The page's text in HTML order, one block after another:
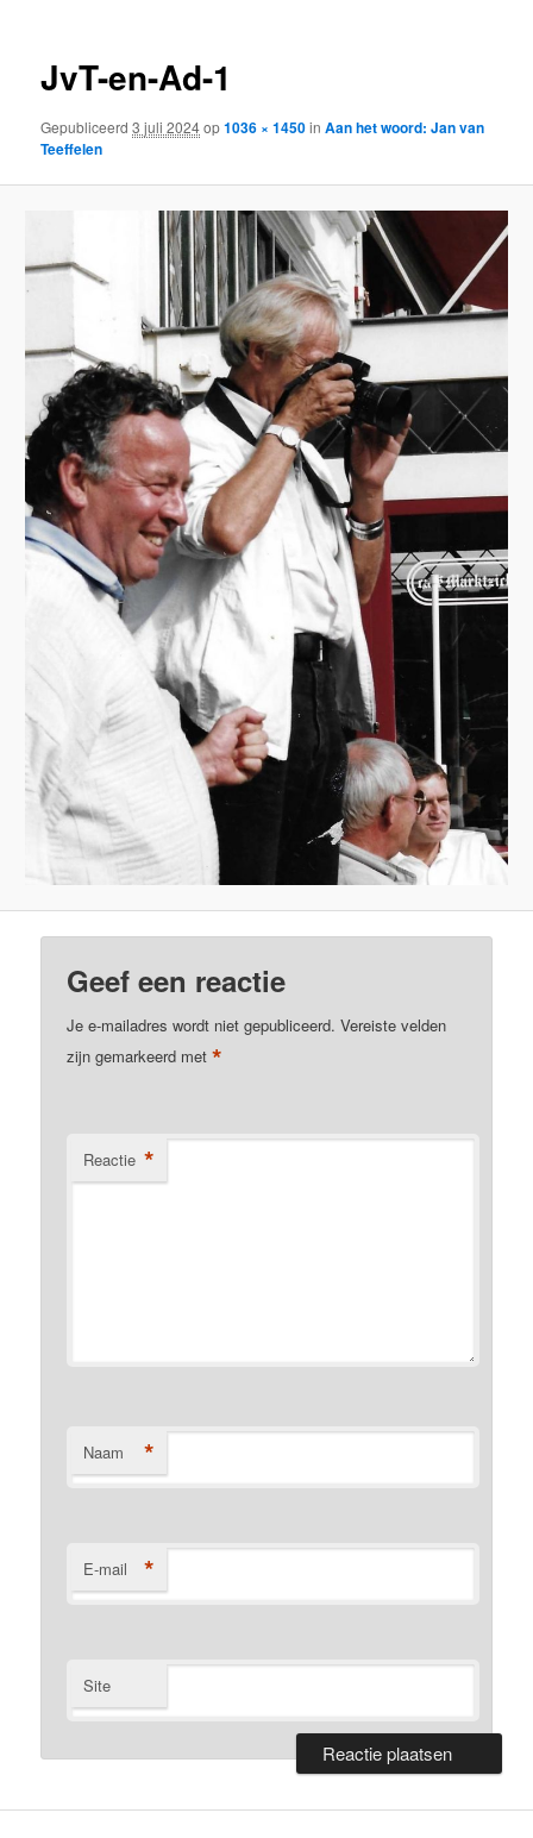
JvT-en-Ad-1
Gepubliceerd3 juli 2024op1036 × 1450inAan het woord: Jan van
Teeffelen
Geef een reactie
Je e-mailadres wordt niet gepubliceerd. Vereiste velden
zijn gemarkeerd met*
Reactie *
Naam *
E-mail *
Site